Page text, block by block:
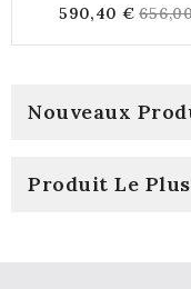
Avec 2 Fauteuils Et
Basse En Verre
590,40 €
price
Nouveaux
Produit Le